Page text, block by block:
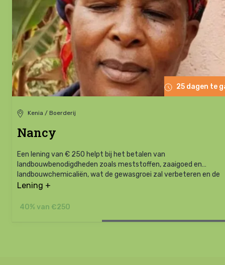
25 dagen te
Kenia / Boerderij
Nancy
Een lening van € 250 helpt bij het betalen van
landbouwbenodigdheden zoals meststoffen, zaaigoed en
landbouwchemicaliën, wat de gewasgroei zal verbeteren en de
productiviteit zal verhogen.
Lening +
40% van €250